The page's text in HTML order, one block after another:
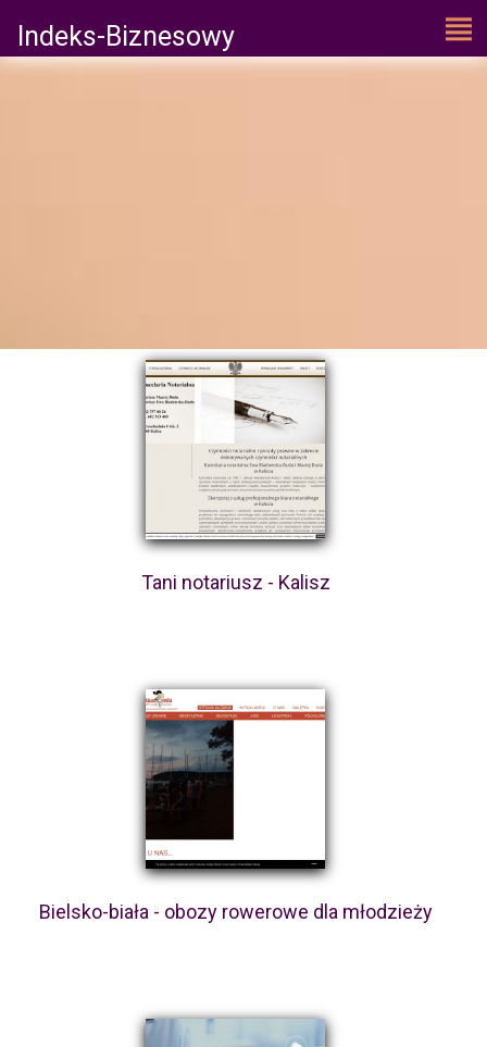
Indeks-Biznesowy
Tani notariusz - Kalisz
Bielsko-biała - obozy rowerowe dla młodzieży